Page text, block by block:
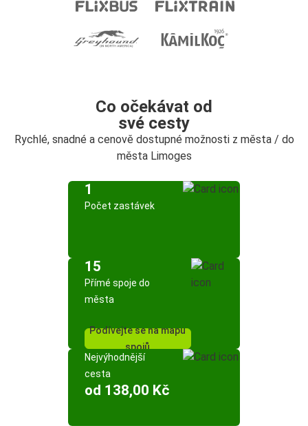
Co očekávat od
své cesty
Rychlé, snadné a cenově dostupné možnosti z města / do
města Limoges
1
Počet zastávek
15
Přímé spoje do
města
Podívejte se na mapu
spojů
Nejvýhodnější
cesta
od 138,00 Kč